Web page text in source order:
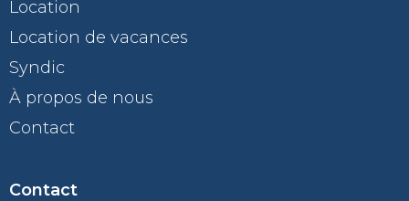
Location
Location de vacances
Syndic
À propos de nous
Contact
Contact